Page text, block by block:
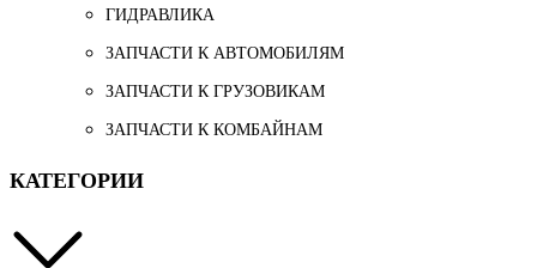
ГИДРАВЛИКА
ЗАПЧАСТИ К АВТОМОБИЛЯМ
ЗАПЧАСТИ К ГРУЗОВИКАМ
ЗАПЧАСТИ К КОМБАЙНАМ
КАТЕГОРИИ